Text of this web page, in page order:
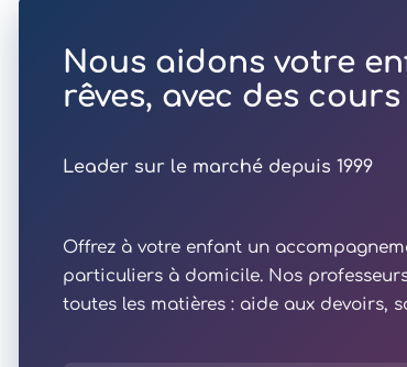
Nous aidons votre
rêves, avec des
Leader sur le marché depuis 1999
Offrez à votre enfant un
particuliers à domicile. Nos
toutes les matières : aide aux devoirs,